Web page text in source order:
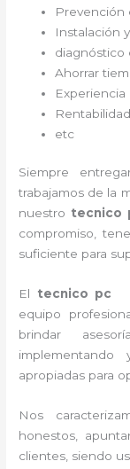
Prevención
Instalación
diagnóstico
Ahorrar
Experiencia
Rentabilidad
etc
Siempre
trabajamos de la
nuestro tecnico
compromiso,
suficiente para
El tecnico pc
equipo
brindar
implementando
apropiadas para
Nos
honestos,
clientes, siendo